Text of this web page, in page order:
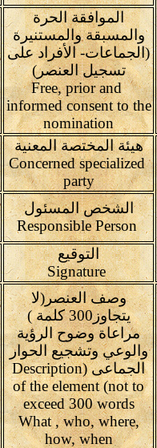
الموافقة الحرة
والمسبقة والمستنيرة
(الجماعات- الأفراد على
تسجيل العنصر)
Free, prior and
informed consent to the
nomination
هيئة المختصة المعنية
Concerned specialized
party
الشخص المسئول
Responsible Person
التوقيع
Signature
وصف العنصر(لا
يتجاوز300 كلمة )
مراعاة وضوح الرؤية
والوعي وتشجيع الحوار
الجماعى (Description
of the element (not to
exceed 300 words
What , who, where,
how, when